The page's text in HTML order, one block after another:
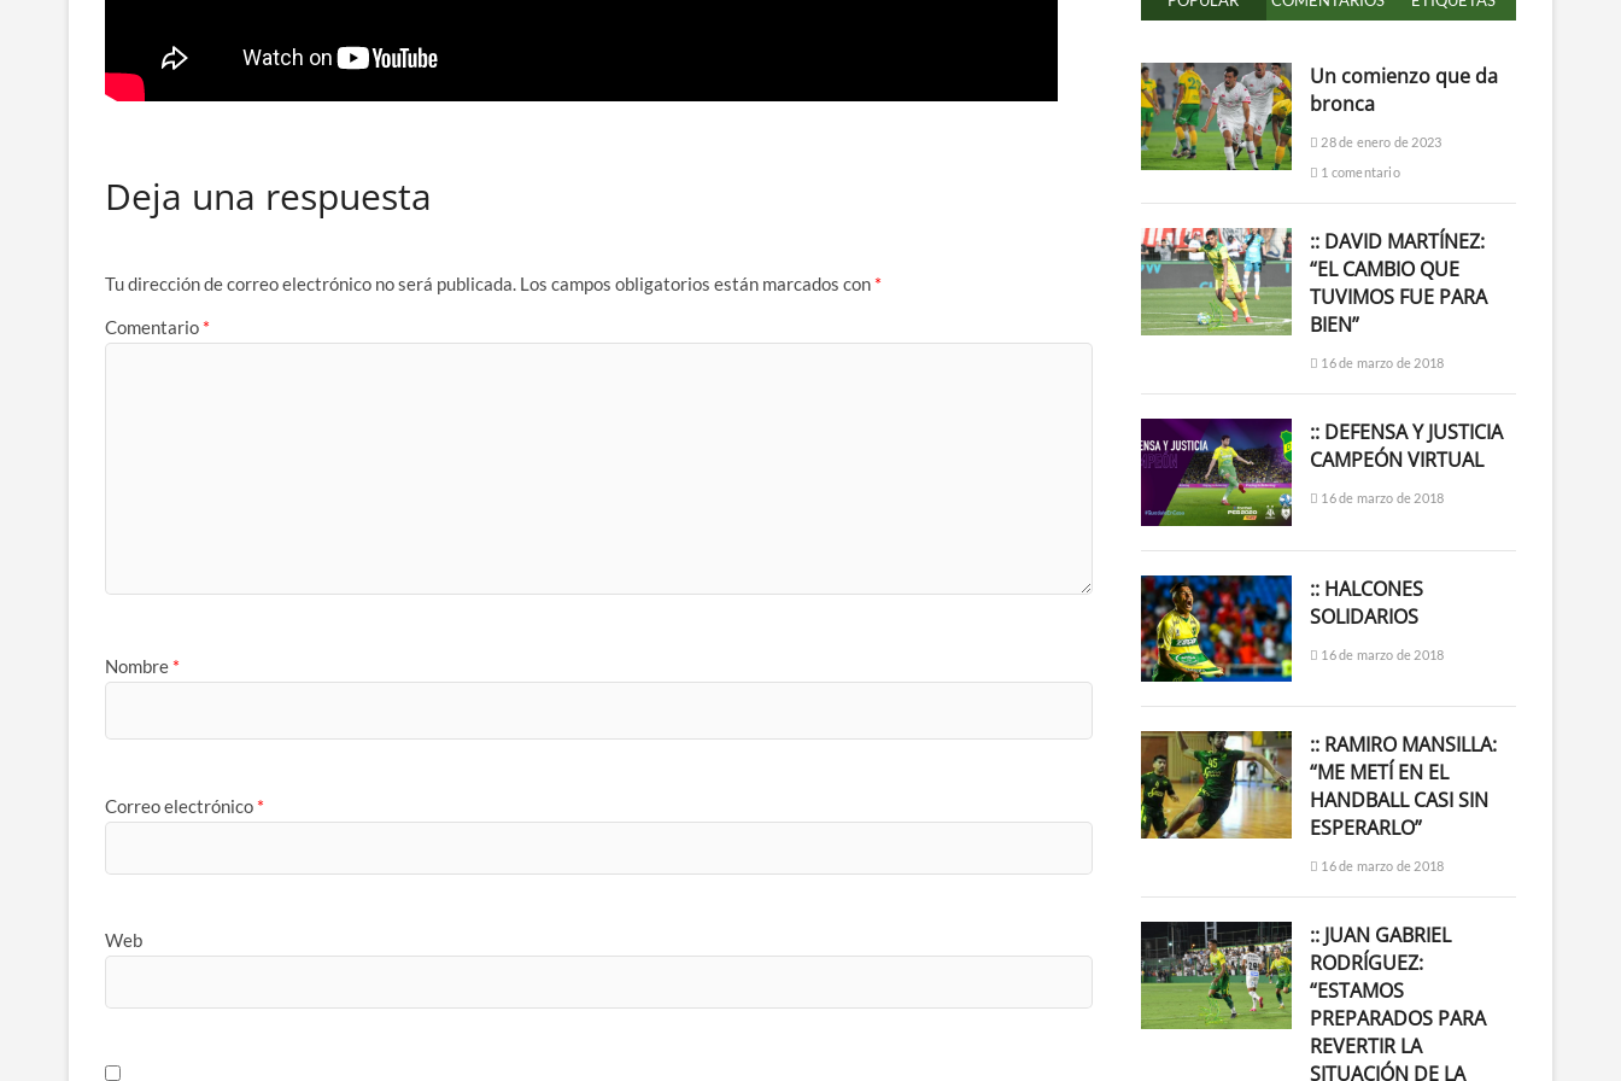
Deja una respuesta
Tu dirección de correo electrónico no será publicada. Los campos obligatorios están marcados con *
Comentario *
Nombre *
Correo electrónico *
Web
Un comienzo que da
bronca
28 de enero de 2023
1 comentario
:: DAVID MARTÍNEZ:
“EL CAMBIO QUE
TUVIMOS FUE PARA
BIEN”
16 de marzo de 2018
:: DEFENSA Y JUSTICIA
CAMPEÓN VIRTUAL
16 de marzo de 2018
:: HALCONES
SOLIDARIOS
16 de marzo de 2018
:: RAMIRO MANSILLA:
“ME METÍ EN EL
HANDBALL CASI SIN
ESPERARLO”
16 de marzo de 2018
:: JUAN GABRIEL
RODRÍGUEZ:
“ESTAMOS
PREPARADOS PARA
REVERTIR LA
SITUACIÓN DE LA